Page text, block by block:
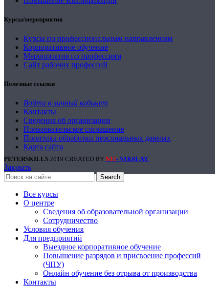
Курсы/мероприятия
Курсы по профессиональным направлениям
Корпоративное обучение
Мероприятия по профессиям
Сайт рабочих профессий
Полезные ссылки
Войти в личный кабинет
Контакты
Сведения об организации
Пользовательское соглашение
Политика обработки персональных данных
Карта сайта
PETERSKILLS 2019 CREATED BY N13- N1K0LAY.
Закрыть
Search
Все курсы
О центре
Сведения об образовательной организации
Сотрудничество
Условия обучения
Для предприятий
Выездное корпоративное обучение
Повышение разрядов и присвоение профессий
(ЧПУ)
Онлайн обучение без отрыва от производства
Контакты